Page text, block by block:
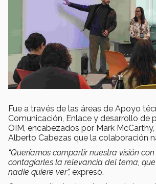
Fue a través de las áreas de Apoyo
Comunicación, Enlace y desarrollo de
OIM, encabezados por Mark
Alberto Cabezas que la colaboración
“Queríamos compartir nuestra visión
contagiarles la relevancia del tema,
nadie quiere ver”, expresó.